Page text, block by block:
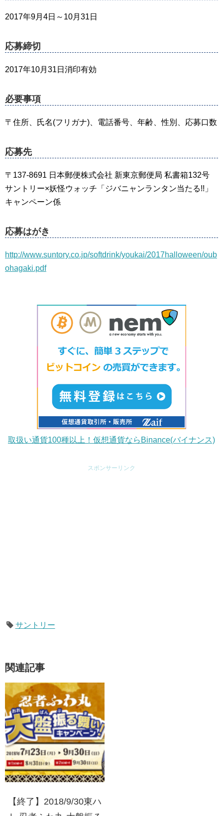
2017年9月4日～10月31日
応募締切
2017年10月31日消印有効
必要事項
〒住所、氏名(フリガナ)、電話番号、年齢、性別、応募口数
応募先
〒137-8691 日本郵便株式会社 新東京郵便局 私書箱132号
サントリー×妖怪ウォッチ「ジバニャンランタン当たる!!」
キャンペーン係
応募はがき
http://www.suntory.co.jp/softdrink/youkai/2017halloween/oub
ohagaki.pdf
取扱い通貨100種以上！仮想通貨ならBinance(バイナンス)
スポンサーリンク
サントリー
関連記事
【終了】2018/9/30東ハ